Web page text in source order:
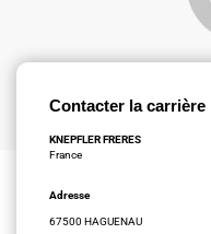
Contacter la carrière
KNEPFLER FRERES
France
Adresse
67500 HAGUENAU